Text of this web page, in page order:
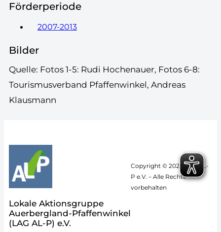
Förderperiode
2007-2013
Bilder
Quelle: Fotos 1-5: Rudi Hochenauer, Fotos 6-8:
Tourismusverband Pfaffenwinkel, Andreas
Klausmann
Lokale Aktionsgruppe
Auerbergland-Pfaffenwinkel
(LAG AL-P) e.V.
Copyright © 2026 LAG AL-
P e.V. – Alle Rechte
vorbehalten